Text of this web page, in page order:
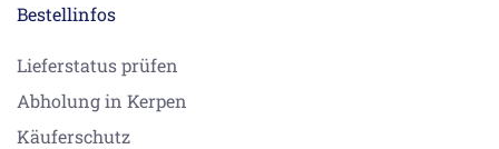
Bestellinfos
Lieferstatus prüfen
Abholung in Kerpen
Käuferschutz